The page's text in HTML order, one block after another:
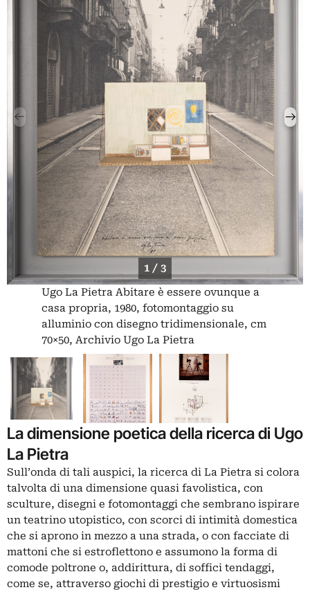
1 / 3
Ugo La Pietra Abitare è essere ovunque a
casa propria, 1980, fotomontaggio su
alluminio con disegno tridimensionale, cm
70×50, Archivio Ugo La Pietra
La dimensione poetica della ricerca di Ugo
La Pietra
Sull’onda di tali auspici, la ricerca di La Pietra si colora
talvolta di una dimensione quasi favolistica, con
sculture, disegni e fotomontaggi che sembrano ispirare
un teatrino utopistico, con scorci di intimità domestica
che si aprono in mezzo a una strada, o con facciate di
mattoni che si estroflettono e assumono la forma di
comode poltrone o, addirittura, di soffici tendaggi,
come se, attraverso giochi di prestigio e virtuosismi